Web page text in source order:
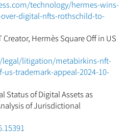
technology/hermes-wins-
digital-nfts-rothschild-to-
Hermès Square Off in US
litigation/metabirkins-nft-
us-trademark-appeal-2024-10-
Status of Digital Assets as
of Jurisdictional